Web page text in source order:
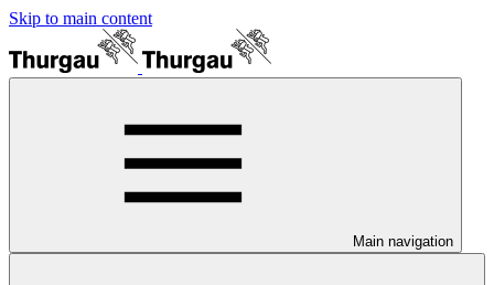
Skip to main content
Main navigation